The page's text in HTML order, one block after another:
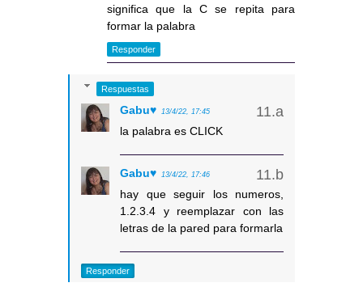
significa que la C se repita para
formar la palabra
Responder
Respuestas
Gabu♥ 13/4/22, 17:45
la palabra es CLICK
Gabu♥ 13/4/22, 17:46
hay que seguir los numeros,
1.2.3.4 y reemplazar con las
letras de la pared para formarla
Responder